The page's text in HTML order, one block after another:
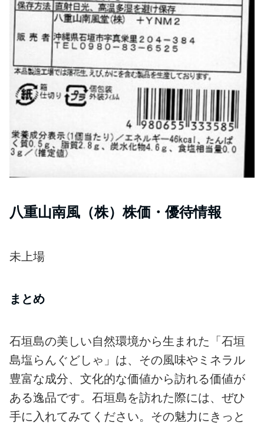
八重山南風（株）株価・優待情報
未上場
まとめ
石垣島の美しい自然環境から生まれた「石垣
島塩らんぐどしゃ」は、その風味やミネラル
豊富な成分、文化的な価値から訪れる価値が
ある逸品です。石垣島を訪れた際には、ぜひ
手に入れてみてください。その魅力にきっと